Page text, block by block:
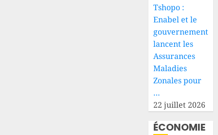
Tshopo :
Enabel et le
gouvernement
lancent les
Assurances
Maladies
Zonales pour
…
22 juillet 2026
ÉCONOMIE